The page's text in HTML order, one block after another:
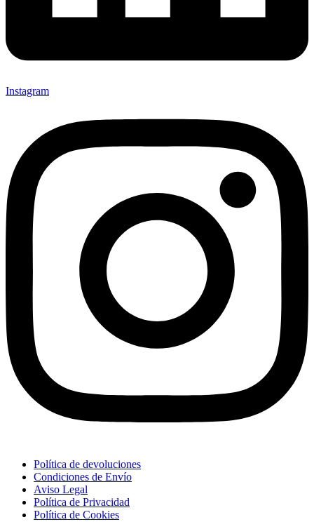
Instagram
Política de devoluciones
Condiciones de Envío
Aviso Legal
Política de Privacidad
Política de Cookies